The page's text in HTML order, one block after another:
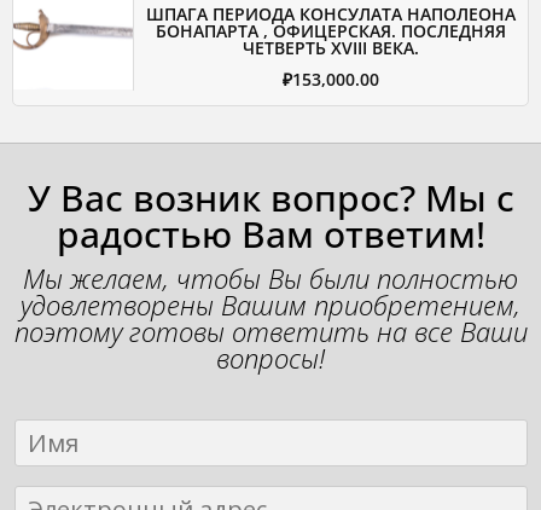
ШПАГА ПЕРИОДА КОНСУЛАТА НАПОЛЕОНА
БОНАПАРТА , ОФИЦЕРСКАЯ. ПОСЛЕДНЯЯ
ЧЕТВЕРТЬ XVIII ВЕКА.
₽153,000.00
У Вас возник вопрос? Мы с
радостью Вам ответим!
Мы желаем, чтобы Вы были полностью
удовлетворены Вашим приобретением,
поэтому готовы ответить на все Ваши
вопросы!